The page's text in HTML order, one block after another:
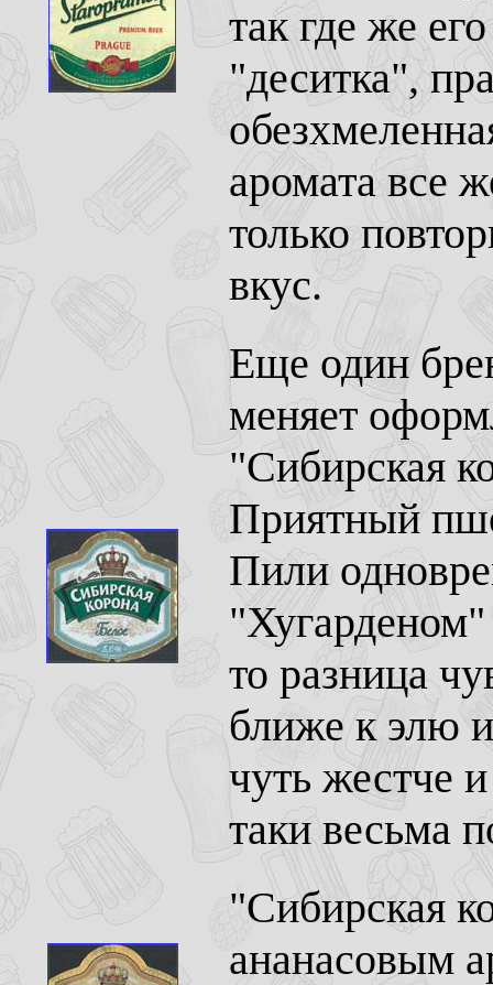
так где же
"деситка",
аромата все
только
вкус.
Еще один
меняет
"Сибирская
Приятный
Пили
то разница
ближе к элю
чуть жестче
таки весьма
"Сибирская
ананасовым